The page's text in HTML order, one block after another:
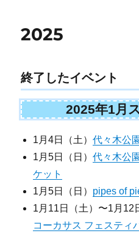
2025
終了したイベント
2025年1月
1月4日（土）代々木公
1月5日（日）代々木公
ケット
1月5日（日） pipes of
1月11日（土）〜1月12
コーカサス フェスティ